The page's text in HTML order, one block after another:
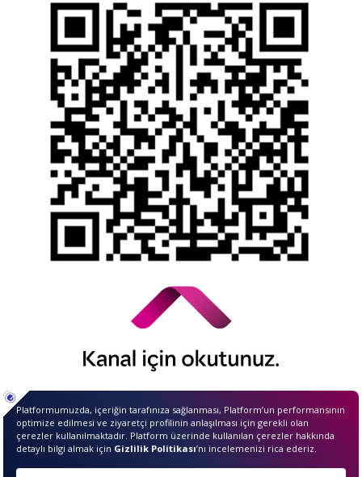
Yasal Duyurular
Bilgi Toplumu Hizmetleri
Kişisel Verilerin Korunması
YTM - Zamanaşımına Uğrayacak Emanet ve
Alacaklar
Kamuyu Aydınlatma Esaslarına İlişkin Duyuru
QNBiştirakidir.
Merhaba ben InvestIQ. Size